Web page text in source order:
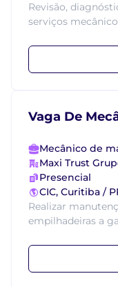
Revisão,
serviços
Vaga De
Mecânico de
Maxi Trust
Presencial
CIC, Curitiba /
Realizar
empilhadeiras a